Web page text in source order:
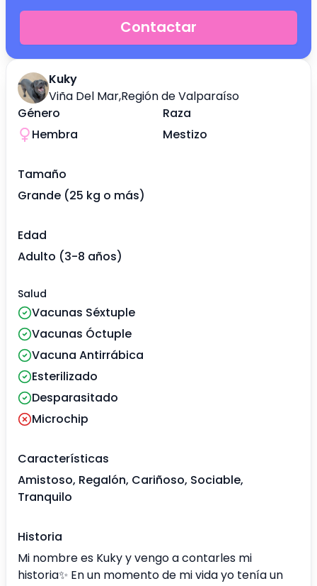
Kuky
Viña Del Mar,Región de Valparaíso
Género
Hembra
Raza
Mestizo
Tamaño
Grande (25 kg o más)
Edad
Adulto (3-8 años)
Salud
Vacunas Séxtuple
Vacunas Óctuple
Vacuna Antirrábica
Esterilizado
Desparasitado
Microchip
Características
Amistoso, Regalón, Cariñoso, Sociable,
Tranquilo
Historia
Mi nombre es Kuky y vengo a contarles mi
historia✨️ En un momento de mi vida yo tenía un
Contactar